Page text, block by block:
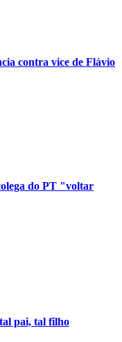
contra vice de Flávio
do PT "voltar
pai, tal filho